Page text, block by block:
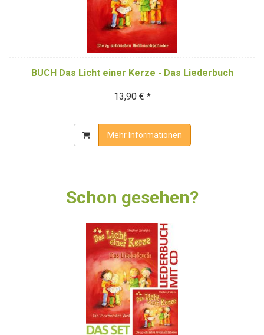
BUCH Das Licht einer Kerze - Das Liederbuch
13,90 € *
Mehr Informationen
Schon gesehen?